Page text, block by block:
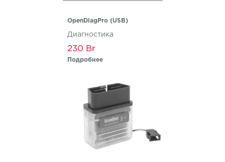
OpenDiagPro (USB)
Диагностика
230
Подробнее